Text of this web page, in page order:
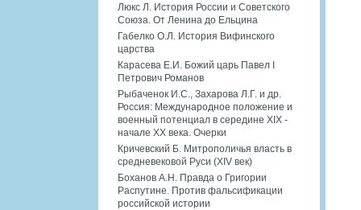
Люкс Л. История России и Советского
Союза. От Ленина до Ельцина
Габелко О.Л. История Вифинского
царства
Карасева Е.И. Божий царь Павел I
Петрович Романов
Рыбаченок И.С., Захарова Л.Г. и др.
Россия: Международное положение и
военный потенциал в середине XIX -
начале XX века. Очерки
Кричевский Б. Митрополичья власть в
средневековой Руси (XIV век)
Боханов А.Н. Правда о Григории
Распутине. Против фальсификации
российской истории